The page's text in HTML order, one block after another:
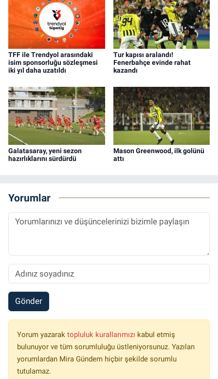
TFF ile Trendyol arasındaki
isim sponsorluğu sözleşmesi
iki yıl daha uzatıldı
Tur kapısı aralandı!
Fenerbahçe evinde rahat
kazandı
Galatasaray, yeni sezon
hazırlıklarını sürdürdü
Mason Greenwood, ilk golünü
attı
Yorumlar
Gönder
Yorum yazarak topluluk kurallarımızı kabul etmiş
bulunuyor ve tüm sorumluluğu üstleniyorsunuz. Yazılan
yorumlardan Mira Gündem hiçbir şekilde sorumlu
tutulamaz.